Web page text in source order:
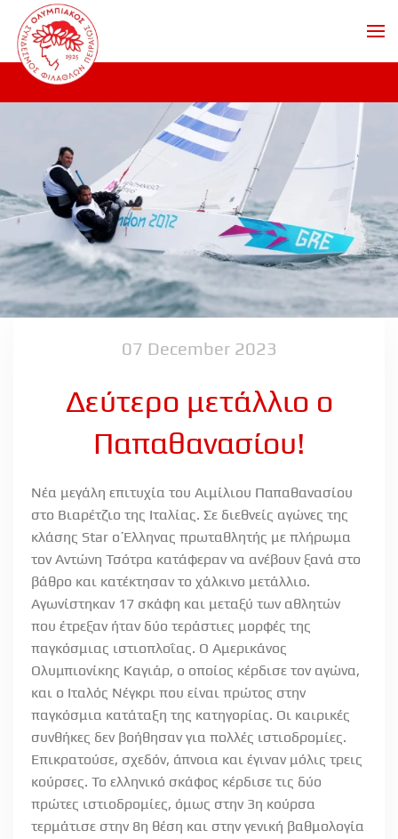
Skip to main content
07 December 2023
Δεύτερο μετάλλιο ο
Παπαθανασίου!
Νέα μεγάλη επιτυχία του Αιμίλιου Παπαθανασίου
στο Βιαρέτζιο της Ιταλίας. Σε διεθνείς αγώνες της
κλάσης Star ο Έλληνας πρωταθλητής με πλήρωμα
τον Αντώνη Τσότρα κατάφεραν να ανέβουν ξανά στο
βάθρο και κατέκτησαν το χάλκινο μετάλλιο.
Αγωνίστηκαν 17 σκάφη και μεταξύ των αθλητών
που έτρεξαν ήταν δύο τεράστιες μορφές της
παγκόσμιας ιστιοπλοΐας. Ο Αμερικάνος
Ολυμπιονίκης Καγιάρ, ο οποίος κέρδισε τον αγώνα,
και ο Ιταλός Νέγκρι που είναι πρώτος στην
παγκόσμια κατάταξη της κατηγορίας. Οι καιρικές
συνθήκες δεν βοήθησαν για πολλές ιστιοδρομίες.
Επικρατούσε, σχεδόν, άπνοια και έγιναν μόλις τρεις
κούρσες. Το ελληνικό σκάφος κέρδισε τις δύο
πρώτες ιστιοδρομίες, όμως στην 3η κούρσα
τερμάτισε στην 8η θέση και στην γενική βαθμολογία